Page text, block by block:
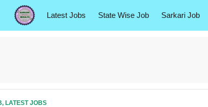
Latest Jobs State Wise Job Sarkari Job
, LATEST JOBS